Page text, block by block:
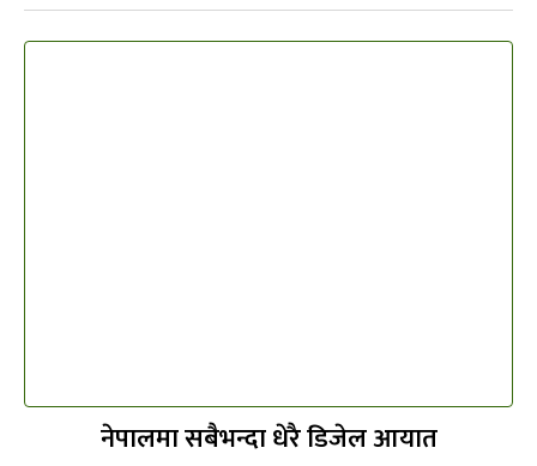
नेपालमा सबैभन्दा धेरै डिजेल आयात